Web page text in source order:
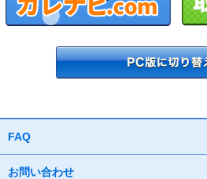
FAQ
お問い合わせ